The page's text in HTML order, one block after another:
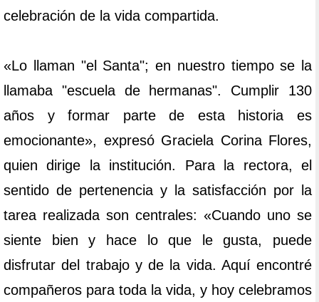
celebración de la vida compartida.
«Lo llaman "el Santa"; en nuestro tiempo se la
llamaba "escuela de hermanas". Cumplir 130
años y formar parte de esta historia es
emocionante», expresó Graciela Corina Flores,
quien dirige la institución. Para la rectora, el
sentido de pertenencia y la satisfacción por la
tarea realizada son centrales: «Cuando uno se
siente bien y hace lo que le gusta, puede
disfrutar del trabajo y de la vida. Aquí encontré
compañeros para toda la vida, y hoy celebramos